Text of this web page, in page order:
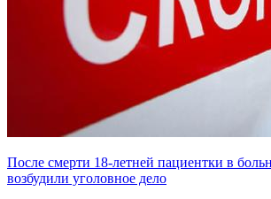
После смерти 18-летней пациентки в
возбудили уголовное дело